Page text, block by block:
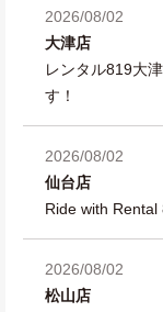
2026/08/02
大津店
レンタル819大
す！
2026/08/02
仙台店
Ride with
2026/08/02
松山店